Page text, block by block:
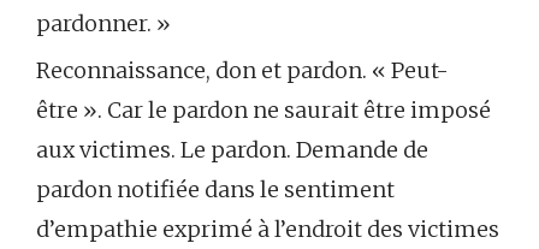
pardonner. »
Reconnaissance, don et pardon. « Peut-
être ». Car le pardon ne saurait être imposé
aux victimes. Le pardon. Demande de
pardon notifiée dans le sentiment
d’empathie exprimé à l’endroit des victimes